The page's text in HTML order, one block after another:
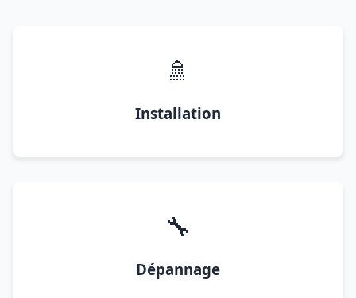
🚿
Installation
🔧
Dépannage